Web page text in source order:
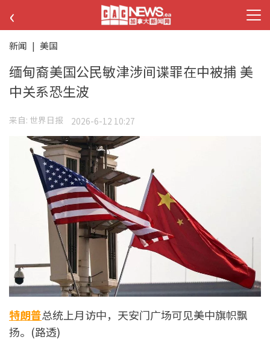
‹
新闻 | 美国
缅甸裔美国公民敏津涉间谍罪在中被捕 美
中关系恐生波
来自: 世界日报 2026-6-12 10:27
特朗普总统上月访中，天安门广场可见美中旗帜飘
扬。(路透)